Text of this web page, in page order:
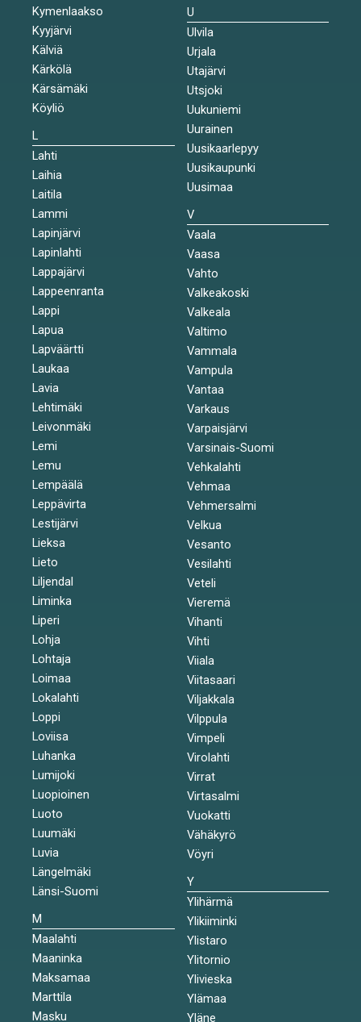
Kymenlaakso
Kyyjärvi
Kälviä
Kärkölä
Kärsämäki
Köyliö
L
Lahti
Laihia
Laitila
Lammi
Lapinjärvi
Lapinlahti
Lappajärvi
Lappeenranta
Lappi
Lapua
Lapväärtti
Laukaa
Lavia
Lehtimäki
Leivonmäki
Lemi
Lemu
Lempäälä
Leppävirta
Lestijärvi
Lieksa
Lieto
Liljendal
Liminka
Liperi
Lohja
Lohtaja
Loimaa
Lokalahti
Loppi
Loviisa
Luhanka
Lumijoki
Luopioinen
Luoto
Luumäki
Luvia
Längelmäki
Länsi-Suomi
M
Maalahti
Maaninka
Maksamaa
Marttila
Masku
U
Ulvila
Urjala
Utajärvi
Utsjoki
Uukuniemi
Uurainen
Uusikaarlepyy
Uusikaupunki
Uusimaa
V
Vaala
Vaasa
Vahto
Valkeakoski
Valkeala
Valtimo
Vammala
Vampula
Vantaa
Varkaus
Varpaisjärvi
Varsinais-Suomi
Vehkalahti
Vehmaa
Vehmersalmi
Velkua
Vesanto
Vesilahti
Veteli
Vieremä
Vihanti
Vihti
Viiala
Viitasaari
Viljakkala
Vilppula
Vimpeli
Virolahti
Virrat
Virtasalmi
Vuokatti
Vähäkyrö
Vöyri
Y
Ylihärmä
Ylikiiminki
Ylistaro
Ylitornio
Ylivieska
Ylämaa
Yläne